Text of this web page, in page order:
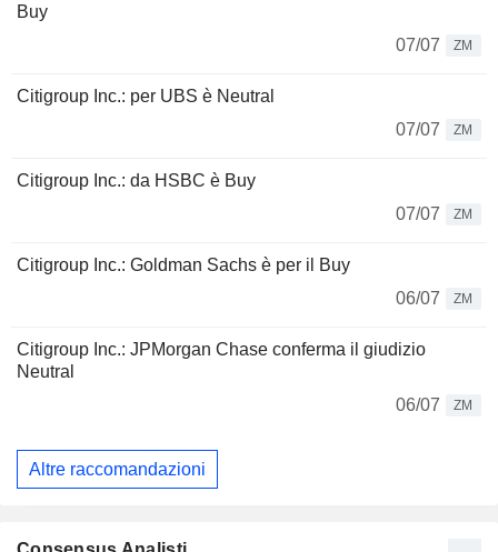
Buy
07/07
ZM
Citigroup Inc.: per UBS è Neutral
07/07
ZM
Citigroup Inc.: da HSBC è Buy
07/07
ZM
Citigroup Inc.: Goldman Sachs è per il Buy
06/07
ZM
Citigroup Inc.: JPMorgan Chase conferma il giudizio
Neutral
06/07
ZM
Altre raccomandazioni